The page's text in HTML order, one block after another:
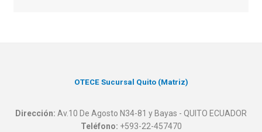
OTECE Sucursal Quito (Matriz)
Dirección: Av.10 De Agosto N34-81 y Bayas - QUITO ECUADOR
Teléfono: +593-22-457470